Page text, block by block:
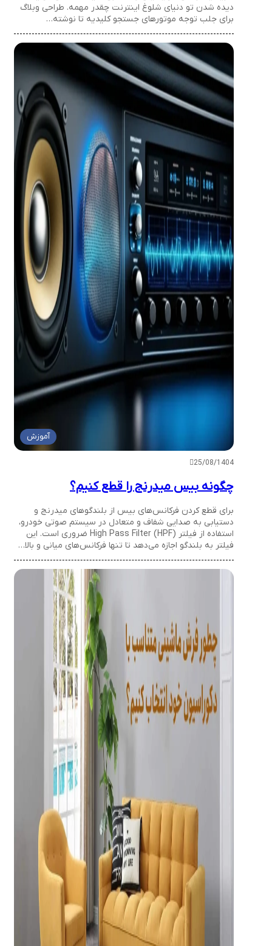
دیده شدن تو دنیای شلوغ اینترنت چقدر مهمه. طراحی وبلاگ
برای جلب توجه موتورهای جستجو کلیدیه تا نوشته…
آموزش
25/08/1404
چگونه بیس میدرنج را قطع کنیم؟
برای قطع کردن فرکانس‌های بیس از بلندگوهای میدرنج و
دستیابی به صدایی شفاف و متعادل در سیستم صوتی خودرو،
استفاده از فیلتر High Pass Filter (HPF) ضروری است. این
فیلتر به بلندگو اجازه می‌دهد تا تنها فرکانس‌های میانی و بالا…